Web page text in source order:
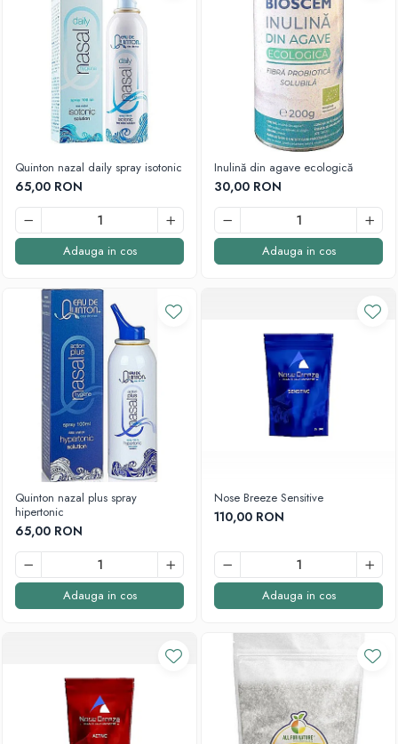
Quinton nazal daily spray isotonic
65,00 RON
Adauga in cos
Inulină din agave ecologică
30,00 RON
Adauga in cos
Quinton nazal plus spray
hipertonic
65,00 RON
Adauga in cos
Nose Breeze Sensitive
110,00 RON
Adauga in cos